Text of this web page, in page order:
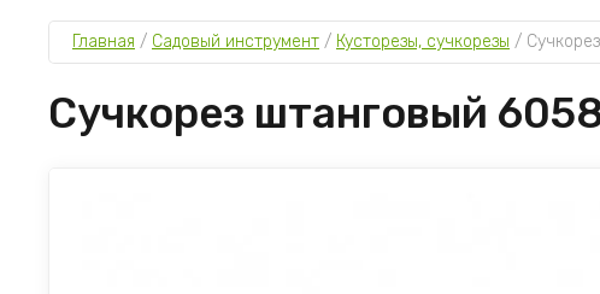
Главная / Садовый инструмент / Кусторезы, сучкорезы /
Сучкорез штанговый